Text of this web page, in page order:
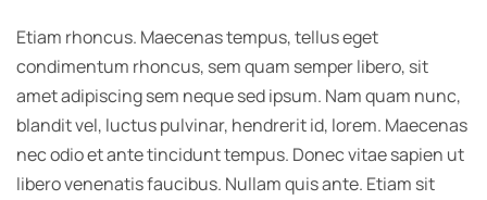
Etiam rhoncus. Maecenas tempus, tellus eget
condimentum rhoncus, sem quam semper libero, sit
amet adipiscing sem neque sed ipsum. Nam quam nunc,
blandit vel, luctus pulvinar, hendrerit id, lorem. Maecenas
nec odio et ante tincidunt tempus. Donec vitae sapien ut
libero venenatis faucibus. Nullam quis ante. Etiam sit